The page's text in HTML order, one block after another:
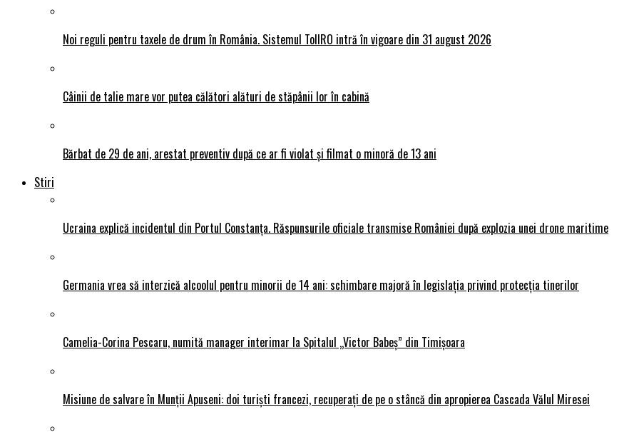
Noi reguli pentru taxele de drum în România. Sistemul TollRO intră în vigoare din 31 august 2026
Câinii de talie mare vor putea călători alături de stăpânii lor în cabină
Bărbat de 29 de ani, arestat preventiv după ce ar fi violat și filmat o minoră de 13 ani
Stiri
Ucraina explică incidentul din Portul Constanța. Răspunsurile oficiale transmise României după explozia unei drone maritime
Germania vrea să interzică alcoolul pentru minorii de 14 ani: schimbare majoră în legislația privind protecția tinerilor
Camelia-Corina Pescaru, numită manager interimar la Spitalul „Victor Babeș” din Timișoara
Misiune de salvare în Munții Apuseni: doi turiști francezi, recuperați de pe o stâncă din apropierea Cascada Vălul Miresei